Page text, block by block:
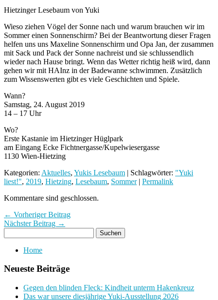
Hietzinger Lesebaum von Yuki
Wieso ziehen Vögel der Sonne nach und warum brauchen wir im
Sommer einen Sonnenschirm? Bei der Beantwortung dieser Fragen
helfen uns uns Maxeline Sonnenschirm und Opa Jan, der zusammen
mit Sack und Pack der Sonne nachreist und sie schlussendlich
wieder nach Hause bringt. Wenn das Wetter richtig heiß wird, dann
gehen wir mit HAInz in der Badewanne schwimmen. Zusätzlich
zum Wissenswerten gibt es viele Geschichten und Spiele.
Wann?
Samstag, 24. August 2019
14 – 17 Uhr
Wo?
Erste Kastanie im Hietzinger Hüglpark
am Eingang Ecke Fichtnergasse/Kupelwiesergasse
1130 Wien-Hietzing
Kategorien: Aktuelles, Yukis Lesebaum | Schlagwörter: "Yuki
liest!", 2019, Hietzing, Lesebaum, Sommer| Permalink
Kommentare sind geschlossen.
← Vorheriger Beitrag
Nächster Beitrag →
Home
Neueste Beiträge
Gegen den blinden Fleck: Kindheit unterm Hakenkreuz
Das war unsere diesjährige Yuki-Ausstellung 2026